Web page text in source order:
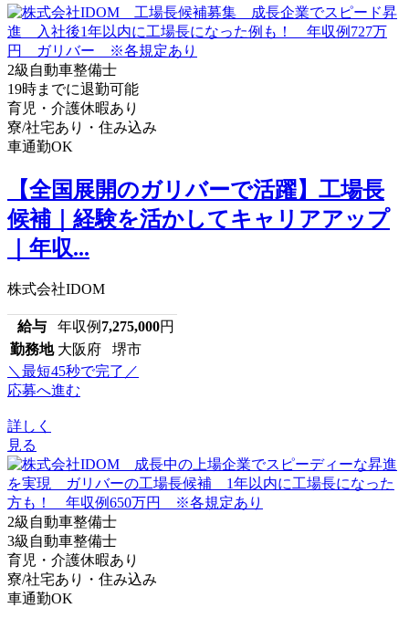
2級自動車整備士
19時までに退勤可能
育児・介護休暇あり
寮/社宅あり・住み込み
車通勤OK
【全国展開のガリバーで活躍】工場長
候補｜経験を活かしてキャリアアップ
｜年収...
株式会社IDOM
給与 年収例 7,275,000円
勤務地 大阪府 堺市
＼最短45秒で完了／
応募へ進む
詳しく
見る
2級自動車整備士
3級自動車整備士
育児・介護休暇あり
寮/社宅あり・住み込み
車通勤OK